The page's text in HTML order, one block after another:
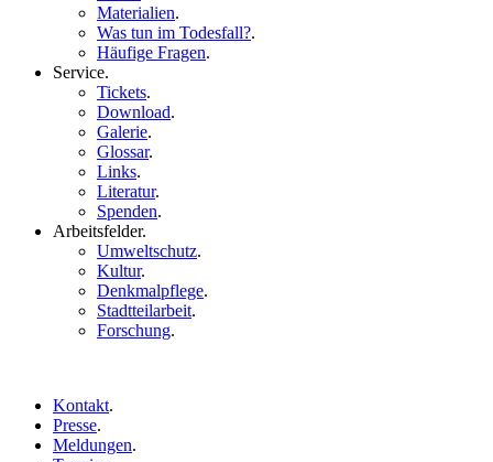
Materialien.
Was tun im Todesfall?.
Häufige Fragen.
Service.
Tickets.
Download.
Galerie.
Glossar.
Links.
Literatur.
Spenden.
Arbeitsfelder.
Umweltschutz.
Kultur.
Denkmalpflege.
Stadtteilarbeit.
Forschung.
Kontakt.
Presse.
Meldungen.